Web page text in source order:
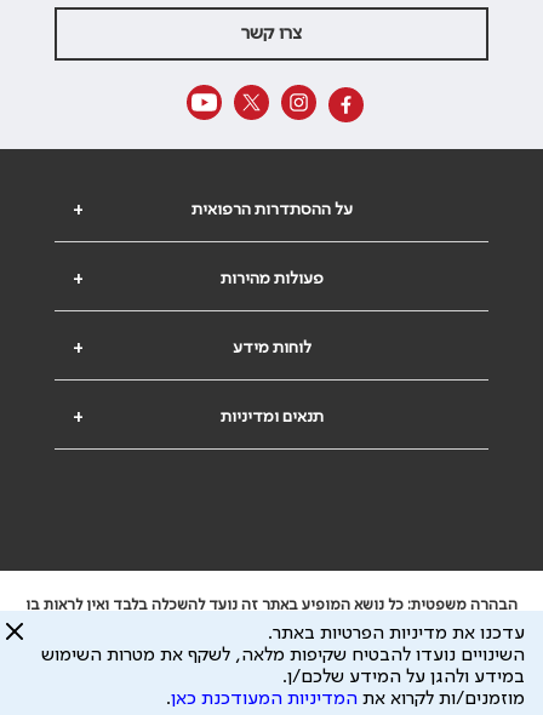
צרו קשר
+ על ההסתדרות הרפואית
+ פעולות מהירות
+ לוחות מידע
+ תנאים ומדיניות
הבהרה משפטית: כל נושא המופיע באתר זה נועד להשכלה בלבד ואין לראות בו
ייעוץ רפואי או משפטי. אין הר"י אחראית לתוכן המתפרסם באתר זה ולכל נזק
שעלול להיגרם.
ידוע לי שהר"י אוספת ושומרת מידע אישי לצורך מתן השרות וכי חלק ממנו עשוי
להיות מועבר לצדדים שלישיים, הכל בכפוף למדיניות הפרטיות
עדכנו את מדיניות הפרטיות באתר.
השינויים נועדו להבטיח שקיפות מלאה, לשקף את מטרות השימוש
במידע ולהגן על המידע שלכם/ן.
מוזמנים/ות לקרוא את המדיניות המעודכנת כאן.